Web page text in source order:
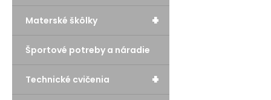
+
Materské škôlky
Športové potreby a náradie
+
Technické cvičenia